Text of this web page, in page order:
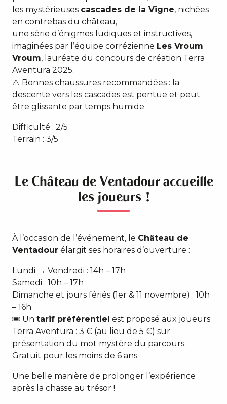
les mystérieuses cascades de la Vigne, nichées
en contrebas du château,
une série d’énigmes ludiques et instructives,
imaginées par l’équipe corrézienne Les Vroum
Vroum, lauréate du concours de création Terra
Aventura 2025.
⚠️ Bonnes chaussures recommandées : la
descente vers les cascades est pentue et peut
être glissante par temps humide.
Difficulté : 2/5
Terrain : 3/5
Le Château de Ventadour accueille
les joueurs !
À l’occasion de l’événement, le Château de
Ventadour élargit ses horaires d’ouverture :
Lundi → Vendredi : 14h – 17h
Samedi : 10h – 17h
Dimanche et jours fériés (1er & 11 novembre) : 10h
– 16h
🎟 Un tarif préférentiel est proposé aux joueurs
Terra Aventura : 3 € (au lieu de 5 €) sur
présentation du mot mystère du parcours.
Gratuit pour les moins de 6 ans.
Une belle manière de prolonger l’expérience
après la chasse au trésor !